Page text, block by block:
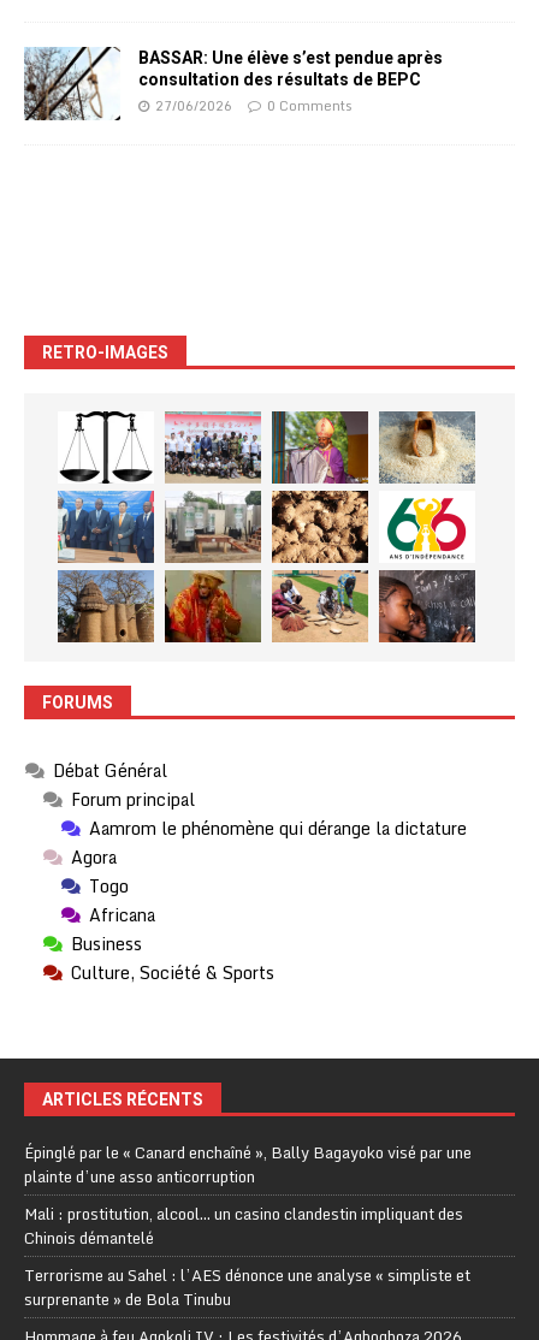
BASSAR: Une élève s’est pendue après
consultation des résultats de BEPC
27/06/2026 0 Comments
RETRO-IMAGES
FORUMS
Débat Général
Forum principal
Aamrom le phénomène qui dérange la dictature
Agora
Togo
Africana
Business
Culture, Société & Sports
ARTICLES RÉCENTS
Épinglé par le « Canard enchaîné », Bally Bagayoko visé par une
plainte d’une asso anticorruption
Mali : prostitution, alcool… un casino clandestin impliquant des
Chinois démantelé
Terrorisme au Sahel : l’AES dénonce une analyse « simpliste et
surprenante » de Bola Tinubu